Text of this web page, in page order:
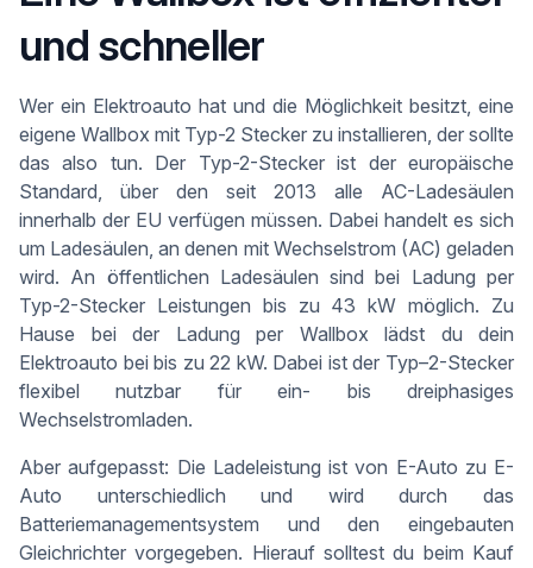
und schneller
Wer ein Elektroauto hat und die Möglichkeit besitzt, eine
eigene Wallbox mit Typ-2 Stecker zu installieren, der sollte
das also tun. Der Typ-2-Stecker ist der europäische
Standard, über den seit 2013 alle AC-Ladesäulen
innerhalb der EU verfügen müssen. Dabei handelt es sich
um Ladesäulen, an denen mit Wechselstrom (AC) geladen
wird. An öffentlichen Ladesäulen sind bei Ladung per
Typ-2-Stecker Leistungen bis zu 43 kW möglich. Zu
Hause bei der Ladung per Wallbox lädst du dein
Elektroauto bei bis zu 22 kW. Dabei ist der Typ–2-Stecker
flexibel nutzbar für ein- bis dreiphasiges
Wechselstromladen.
Aber aufgepasst: Die Ladeleistung ist von E-Auto zu E-
Auto unterschiedlich und wird durch das
Batteriemanagementsystem und den eingebauten
Gleichrichter vorgegeben. Hierauf solltest du beim Kauf